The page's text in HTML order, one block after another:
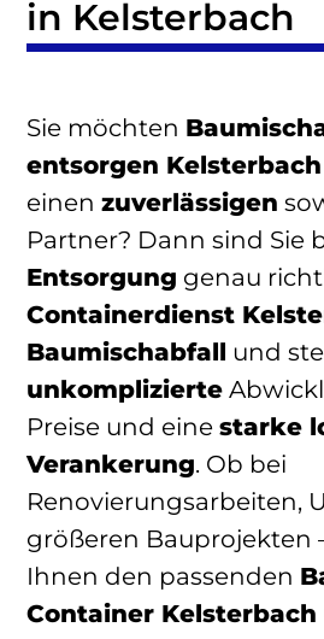
in Kelsterbach
Sie möchten
entsorgen Kelsterbach
einen zuverlässigen
Partner? Dann sind Sie
Entsorgung genau
Containerdienst
Baumischabfall und
unkomplizierte
Preise und eine starke
Verankerung. Ob bei
Renovierungsarbeiten,
größeren Bauprojekten
Ihnen den passenden
Container Kelsterbach